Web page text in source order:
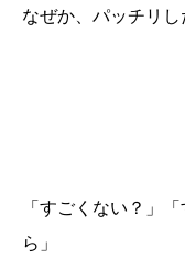
なぜか、パッチリ
「すごくない？」
ら」